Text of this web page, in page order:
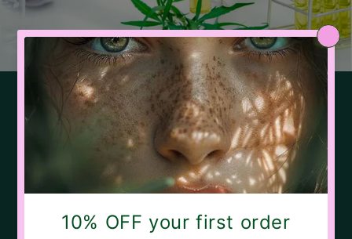
SCORRI PER SCOPRIRE I
BENEFICI DEI NOSTRI